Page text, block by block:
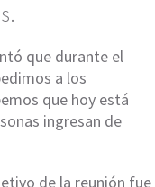
que durante el
a los
que hoy está
ingresan de
de la reunión fue